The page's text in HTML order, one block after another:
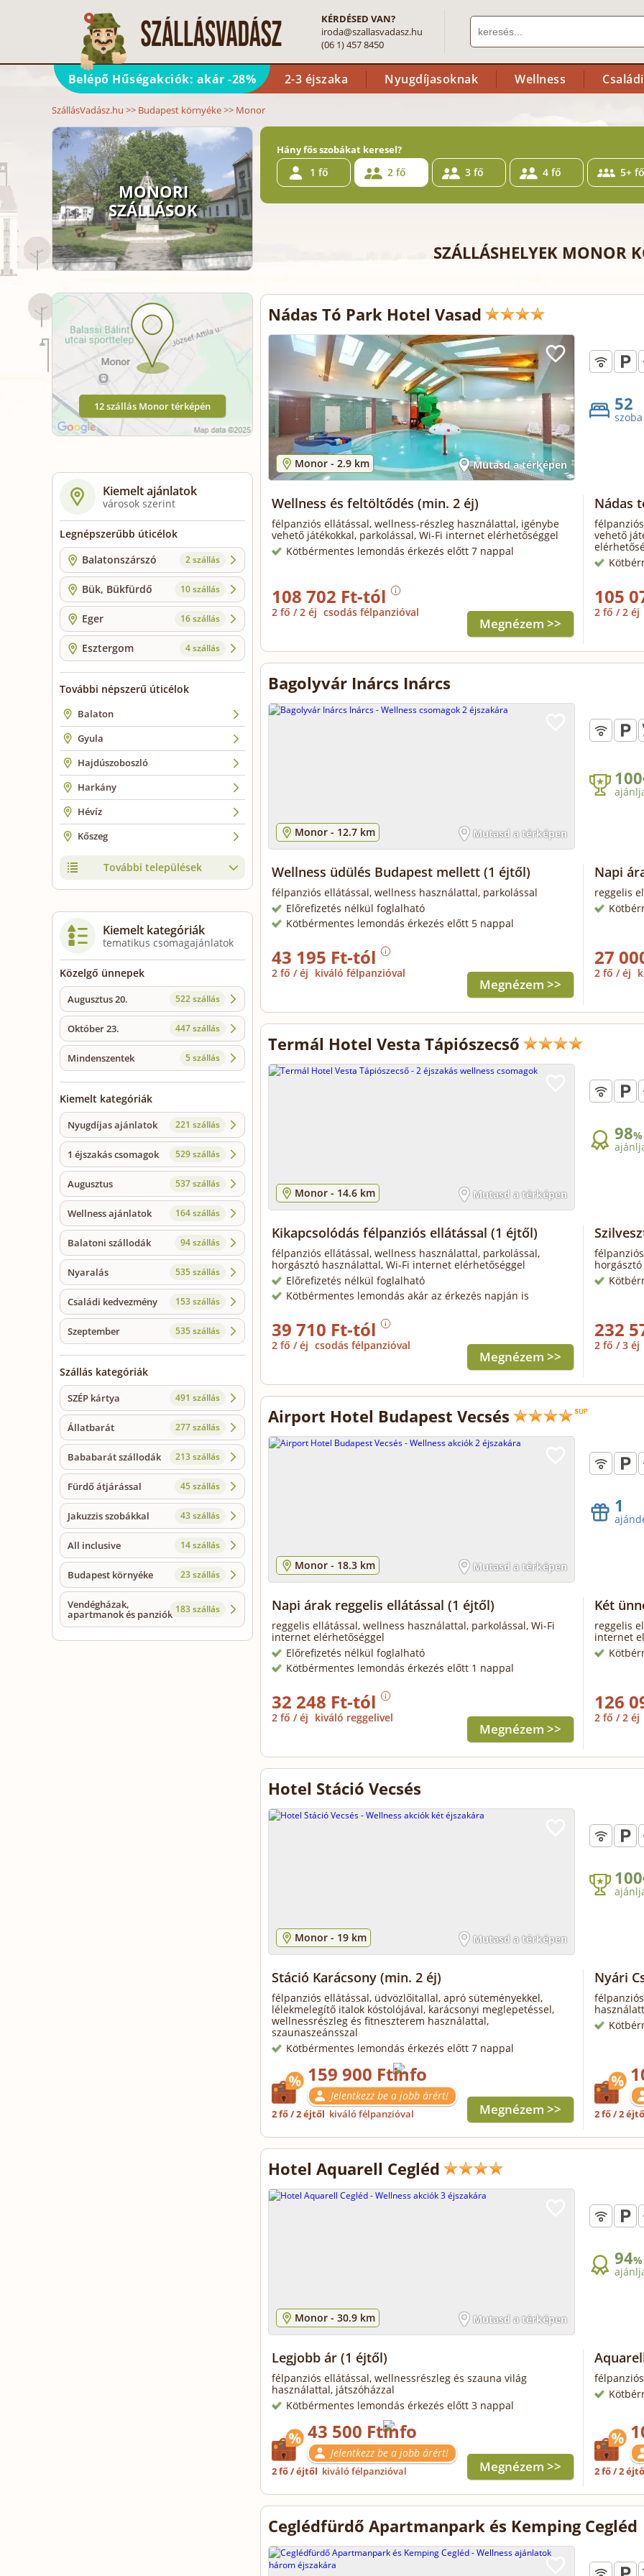
KÉRDÉSED VAN?
iroda@szallasvadasz.hu
(06 1) 457 8450
Belépő Hűségakciók: akár -28% 2-3 éjszaka Nyugdíjasoknak Wellness
SzállásVadász.hu >> Budapest környéke>> Monor
MONORI
SZÁLLÁSOK
12 szállás Monor térképén
Kiemelt ajánlatok
városok szerint
Legnépszerűbb úticélok
Balatonszárszó
2 szállás
Bük, Bükfürdő 10 szállás
Eger 16 szállás
Esztergom 4 szállás
További népszerű úticélok
Balaton
Gyula
Hajdúszoboszló
Harkány
Hévíz
Kőszeg
További települések
Kiemelt kategóriák
tematikus csomagajánlatok
Közelgő ünnepek
Augusztus 20. 522 szállás
Október 23. 447 szállás
Mindenszentek 5 szállás
Kiemelt kategóriák
Nyugdíjas ajánlatok 221 szállás
1 éjszakás csomagok 529 szállás
Augusztus 537 szállás
Wellness ajánlatok 164 szállás
Balatoni szállodák 94 szállás
Nyaralás 535 szállás
Családi kedvezmény 153 szállás
Szeptember 535 szállás
Szállás kategóriák
SZÉP kártya 491 szállás
Állatbarát 277 szállás
Bababarát szállodák 213 szállás
Fürdő átjárással 45 szállás
Jakuzzis szobákkal 43 szállás
All inclusive 14 szállás
Budapest környéke 23 szállás
Vendégházak,
apartmanok és panziók 183 szállás
Hány fős szobákat keresel?
1 fő 2 fő 3 fő 4 fő 5+ fő
SZÁLLÁSHELYEK MONOR
Nádas Tó Park Hotel Vasad
Mutasd a térképen
Monor - 2.9 km
52
szoba
Wellness és feltöltődés (min. 2 éj)
félpanziós ellátással, wellness-részleg használattal, igénybe
vehető játékokkal, parkolással, Wi-Fi internet elérhetőséggel
Kötbérmentes lemondás érkezés előtt 7 nappal
108 702 Ft-tól
2 fő / 2 éj csodás félpanzióval
Megnézem >>
Nádas
vehető
105
2 fő / 2 éj
Bagolyvár Inárcs Inárcs
Mutasd a térképen
Monor - 12.7 km
100
Wellness üdülés Budapest mellett (1 éjtől)
félpanziós ellátással, wellness használattal, parkolással
Előrefizetés nélkül foglalható
Kötbérmentes lemondás érkezés előtt 5 nappal
43 195 Ft-tól
2 fő / éj kiváló félpanzióval
Megnézem >>
Napi
reggelis
27
2 fő / éj
Termál Hotel Vesta Tápiószecső
Mutasd a térképen
Monor - 14.6 km
98%
Kikapcsolódás félpanziós ellátással (1 éjtől)
félpanziós ellátással, wellness használattal, parkolással,
horgásztó használattal, Wi-Fi internet elérhetőséggel
Előrefizetés nélkül foglalható
Kötbérmentes lemondás akár az érkezés napján is
39 710 Ft-tól
2 fő / éj csodás félpanzióval
Megnézem >>
232
2 fő / 3 éj
Airport Hotel Budapest Vecsés
Mutasd a térképen
Monor - 18.3 km
1
Napi árak reggelis ellátással (1 éjtől)
reggelis ellátással, wellness használattal, parkolással, Wi-Fi
internet elérhetőséggel
Előrefizetés nélkül foglalható
Kötbérmentes lemondás érkezés előtt 1 nappal
32 248 Ft-tól
2 fő / éj kiváló reggelivel
Megnézem >>
Két
reggelis
internet
126
2 fő / 2 éj
Hotel Stáció Vecsés
Mutasd a térképen
Monor - 19 km
100
Stáció Karácsony (min. 2 éj)
félpanziós ellátással, üdvözlőitallal, apró süteményekkel,
lélekmelegítő italok kóstolójával, karácsonyi meglepetéssel,
wellnessrészleg és fitneszterem használattal,
szaunaszeánsszal
Kötbérmentes lemondás érkezés előtt 7 nappal
159 900 Ft
Jelentkezz be a jobb árért!
2 fő / 2 éjtől kiváló félpanzióval Megnézem >>
Nyári
2 fő / 2
Hotel Aquarell Cegléd
Mutasd a térképen
Monor - 30.9 km
94%
Legjobb ár (1 éjtől)
félpanziós ellátással, wellnessrészleg és szauna világ
használattal, játszóházzal
Kötbérmentes lemondás érkezés előtt 3 nappal
43 500 Ft
Jelentkezz be a jobb árért!
2 fő / éjtől kiváló félpanzióval Megnézem >> 2 fő / 2
Ceglédfürdő Apartmanpark és Kemping Cegléd